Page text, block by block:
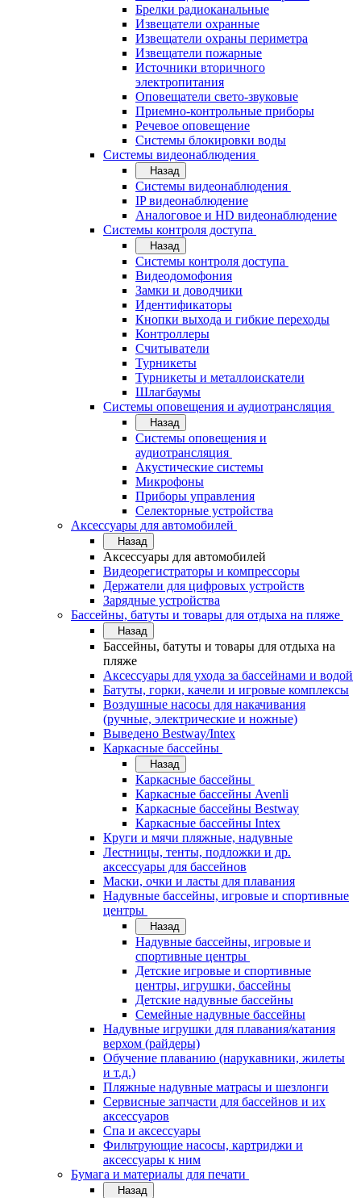
Брелки радиоканальные
Извещатели охранные
Извещатели охраны периметра
Извещатели пожарные
Источники вторичного
электропитания
Оповещатели свето-звуковые
Приемно-контрольные приборы
Речевое оповещение
Системы блокировки воды
Системы видеонаблюдения
Назад
Системы видеонаблюдения
IP видеонаблюдение
Аналоговое и HD видеонаблюдение
Системы контроля доступа
Назад
Системы контроля доступа
Видеодомофония
Замки и доводчики
Идентификаторы
Кнопки выхода и гибкие переходы
Контроллеры
Считыватели
Турникеты
Турникеты и металлоискатели
Шлагбаумы
Системы оповещения и аудиотрансляция
Назад
Системы оповещения и
аудиотрансляция
Акустические системы
Микрофоны
Приборы управления
Селекторные устройства
Аксессуары для автомобилей
Назад
Аксессуары для автомобилей
Видеорегистраторы и компрессоры
Держатели для цифровых устройств
Зарядные устройства
Бассейны, батуты и товары для отдыха на пляже
Назад
Бассейны, батуты и товары для отдыха на
пляже
Аксессуары для ухода за бассейнами и водой
Батуты, горки, качели и игровые комплексы
Воздушные насосы для накачивания
(ручные, электрические и ножные)
Выведено Bestway/Intex
Каркасные бассейны
Назад
Каркасные бассейны
Каркасные бассейны Avenli
Каркасные бассейны Bestway
Каркасные бассейны Intex
Круги и мячи пляжные, надувные
Лестницы, тенты, подложки и др.
аксессуары для бассейнов
Маски, очки и ласты для плавания
Надувные бассейны, игровые и спортивные
центры
Назад
Надувные бассейны, игровые и
спортивные центры
Детские игровые и спортивные
центры, игрушки, бассейны
Детские надувные бассейны
Семейные надувные бассейны
Надувные игрушки для плавания/катания
верхом (райдеры)
Обучение плаванию (нарукавники, жилеты
и т.д.)
Пляжные надувные матрасы и шезлонги
Сервисные запчасти для бассейнов и их
аксессуаров
Спа и аксессуары
Фильтрующие насосы, картриджи и
аксессуары к ним
Бумага и материалы для печати
Назад